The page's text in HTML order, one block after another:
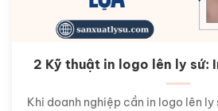
2 Kỹ thuật in logo lên ly sứ:
Khi doanh nghiệp cần in logo lên ly